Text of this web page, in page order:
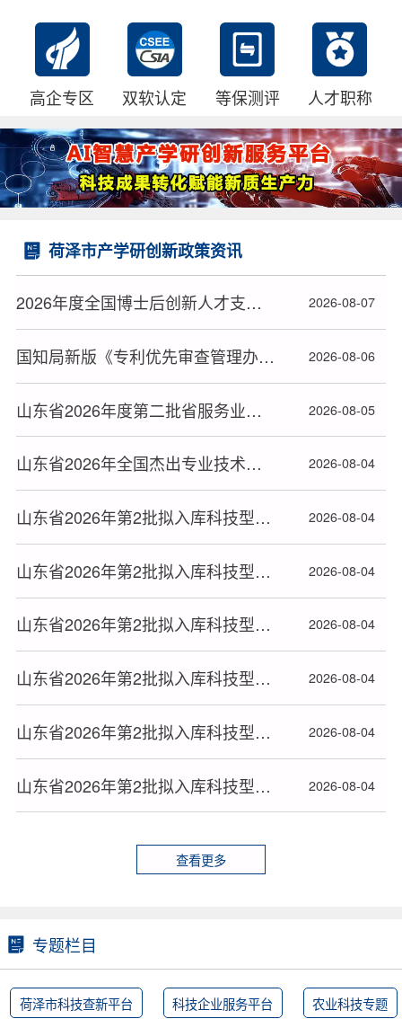
高企专区 双软认定 等保测评 人才职称
荷泽市产学研创新政策资讯
2026年度全国博士后创新人才支持计划获选人员名单公布 2026-08-07
国知局新版《专利优先审查管理办法》2026年9月1日起施行 2026-08-06
山东省2026年度第二批省服务业发展引导资金支持项目名单公布 2026-08-05
山东省2026年全国杰出专业技术人才和中华技能大奖拟正式推荐对象公示 2026-08-04
山东省2026年第2批拟入库科技型中小企业名单(20) 2026-08-04
山东省2026年第2批拟入库科技型中小企业名单(19) 2026-08-04
山东省2026年第2批拟入库科技型中小企业名单(18) 2026-08-04
山东省2026年第2批拟入库科技型中小企业名单(17) 2026-08-04
山东省2026年第2批拟入库科技型中小企业名单(16) 2026-08-04
山东省2026年第2批拟入库科技型中小企业名单(15) 2026-08-04
查看更多
专题栏目
荷泽市科技查新平台 科技企业服务平台 农业科技专题